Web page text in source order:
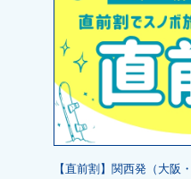
【直前割】関西発（大阪